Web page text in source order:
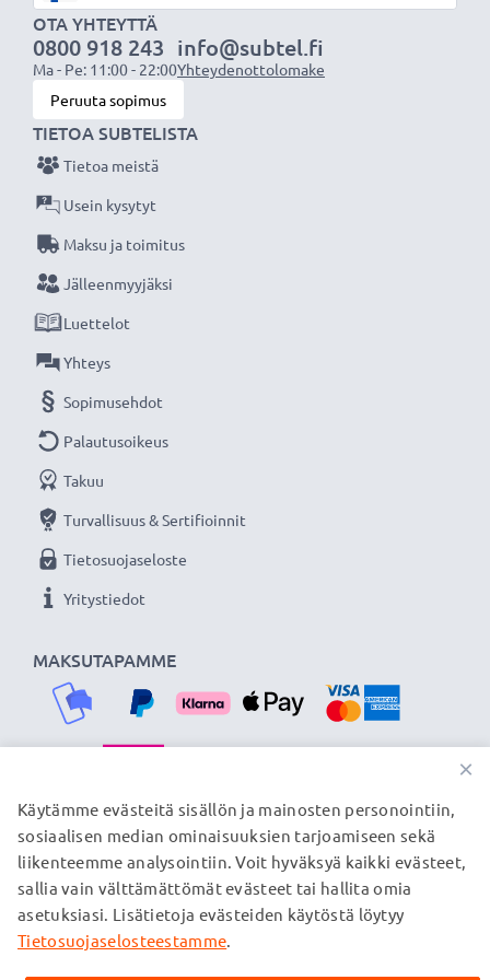
Älä missaa kuvauksellista hetkeä CELLONIC LCD-
laturin ansiosta, 3 vuoden takuu!
OTA YHTEYTTÄ
0800 918 243
Ma - Pe: 11:00 - 22:00
info@subtel.fi
Yhteydenottolomake
Peruuta sopimus
MAKSUTAPAMME
TIETOA SUBTELISTA
Tietoa meistä
Usein kysytyt
Maksu ja toimitus
Jälleenmyyjäksi
Luettelot
Yhteys
Sopimusehdot
Palautusoikeus
Takuu
Turvallisuus & Sertifioinnit
Tietosuojaseloste
Yritystiedot
TOIMITUSKUMPPANIMME
© subtel.fi 2026
Kaikki hinnat sisältävät arvonlisäveron, mutta ei
toimituskuluja. Kaikki sivuillamme mainitut tavaramerkit ovat
×
Käytämme evästeitä sisällön ja mainosten personointiin,
sosiaalisen median ominaisuuksien tarjoamiseen sekä
liikenteemme analysointiin. Voit hyväksyä kaikki evästeet,
sallia vain välttämättömät evästeet tai hallita omia
asetuksiasi. Lisätietoja evästeiden käytöstä löytyy
Tietosuojaselosteestamme.